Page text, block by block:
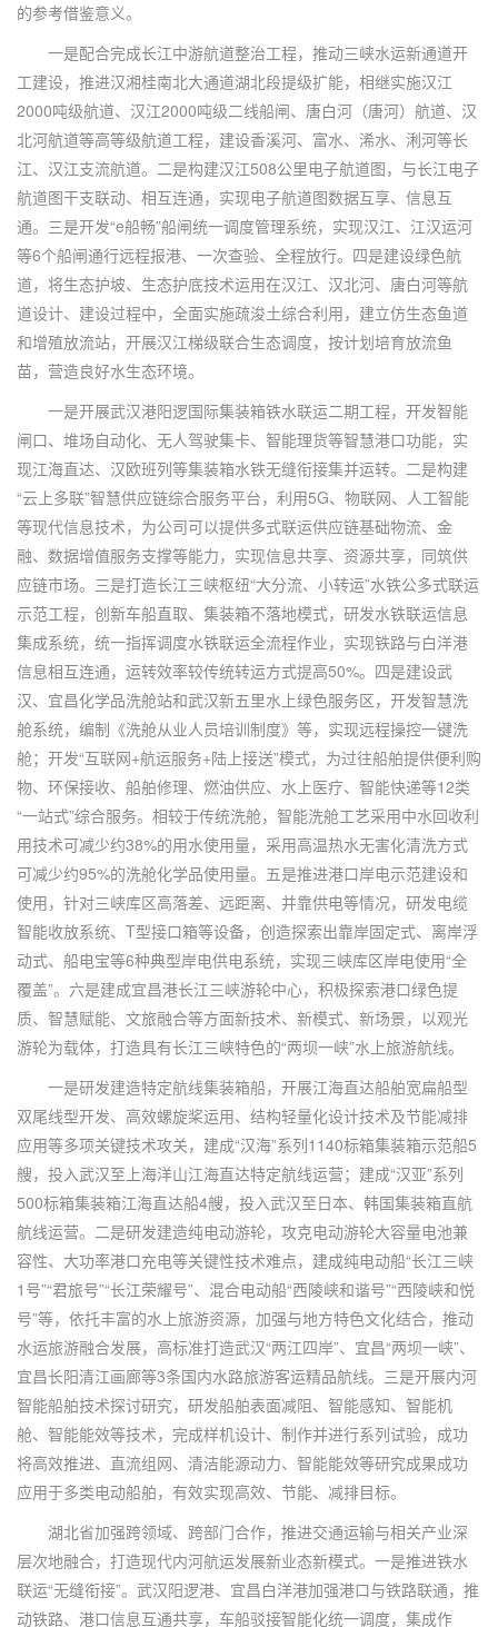
的参考借鉴意义。
一是配合完成长江中游航道整治工程，推动三峡水运新通道开
工建设，推进汉湘桂南北大通道湖北段提级扩能，相继实施汉江
2000吨级航道、汉江2000吨级二线船闸、唐白河（唐河）航道、汉
北河航道等高等级航道工程，建设香溪河、富水、浠水、浰河等长
江、汉江支流航道。二是构建汉江508公里电子航道图，与长江电子
航道图干支联动、相互连通，实现电子航道图数据互享、信息互
通。三是开发“e船畅”船闸统一调度管理系统，实现汉江、江汉运河
等6个船闸通行远程报港、一次查验、全程放行。四是建设绿色航
道，将生态护坡、生态护底技术运用在汉江、汉北河、唐白河等航
道设计、建设过程中，全面实施疏浚土综合利用，建立仿生态鱼道
和增殖放流站，开展汉江梯级联合生态调度，按计划培育放流鱼
苗，营造良好水生态环境。
一是开展武汉港阳逻国际集装箱铁水联运二期工程，开发智能
闸口、堆场自动化、无人驾驶集卡、智能理货等智慧港口功能，实
现江海直达、汉欧班列等集装箱水铁无缝衔接集并运转。二是构建
“云上多联”智慧供应链综合服务平台，利用5G、物联网、人工智能
等现代信息技术，为公司可以提供多式联运供应链基础物流、金
融、数据增值服务支撑等能力，实现信息共享、资源共享，同筑供
应链市场。三是打造长江三峡枢纽“大分流、小转运”水铁公多式联运
示范工程，创新车船直取、集装箱不落地模式，研发水铁联运信息
集成系统，统一指挥调度水铁联运全流程作业，实现铁路与白洋港
信息相互连通，运转效率较传统转运方式提高50%。四是建设武
汉、宜昌化学品洗舱站和武汉新五里水上绿色服务区，开发智慧洗
舱系统，编制《洗舱从业人员培训制度》等，实现远程操控一键洗
舱；开发“互联网+航运服务+陆上接送”模式，为过往船舶提供便利购
物、环保接收、船舶修理、燃油供应、水上医疗、智能快递等12类
“一站式”综合服务。相较于传统洗舱，智能洗舱工艺采用中水回收利
用技术可减少约38%的用水使用量，采用高温热水无害化清洗方式
可减少约95%的洗舱化学品使用量。五是推进港口岸电示范建设和
使用，针对三峡库区高落差、远距离、并靠供电等情况，研发电缆
智能收放系统、T型接口箱等设备，创造探索出靠岸固定式、离岸浮
动式、船电宝等6种典型岸电供电系统，实现三峡库区岸电使用“全
覆盖”。六是建成宜昌港长江三峡游轮中心，积极探索港口绿色提
质、智慧赋能、文旅融合等方面新技术、新模式、新场景，以观光
游轮为载体，打造具有长江三峡特色的“两坝一峡”水上旅游航线。
一是研发建造特定航线集装箱船，开展江海直达船舶宽扁船型
双尾线型开发、高效螺旋桨运用、结构轻量化设计技术及节能减排
应用等多项关键技术攻关，建成“汉海”系列1140标箱集装箱示范船5
艘，投入武汉至上海洋山江海直达特定航线运营；建成“汉亚”系列
500标箱集装箱江海直达船4艘，投入武汉至日本、韩国集装箱直航
航线运营。二是研发建造纯电动游轮，攻克电动游轮大容量电池兼
容性、大功率港口充电等关键性技术难点，建成纯电动船“长江三峡
1号”“君旅号”“长江荣耀号”、混合电动船“西陵峡和谐号”“西陵峡和悦
号”等，依托丰富的水上旅游资源，加强与地方特色文化结合，推动
水运旅游融合发展，高标准打造武汉“两江四岸”、宜昌“两坝一峡”、
宜昌长阳清江画廊等3条国内水路旅游客运精品航线。三是开展内河
智能船舶技术探讨研究，研发船舶表面减阻、智能感知、智能机
舱、智能能效等技术，完成样机设计、制作并进行系列试验，成功
将高效推进、直流组网、清洁能源动力、智能能效等研究成果成功
应用于多类电动船舶，有效实现高效、节能、减排目标。
湖北省加强跨领域、跨部门合作，推进交通运输与相关产业深
层次地融合，打造现代内河航运发展新业态新模式。一是推进铁水
联运“无缝衔接”。武汉阳逻港、宜昌白洋港加强港口与铁路联通，推
动铁路、港口信息互通共享，车船驳接智能化统一调度，集成作